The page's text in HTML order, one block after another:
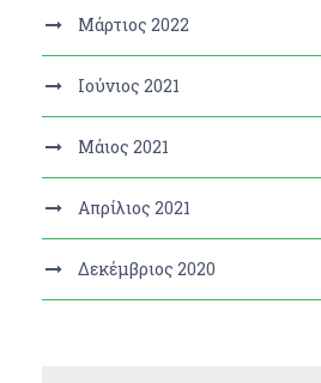
Μάρτιος 2022
Ιούνιος 2021
Μάιος 2021
Απρίλιος 2021
Δεκέμβριος 2020